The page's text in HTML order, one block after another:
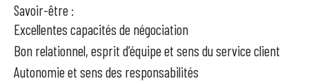
Savoir-être :
Excellentes capacités de négociation
Bon relationnel, esprit d’équipe et sens du service client
Autonomie et sens des responsabilités